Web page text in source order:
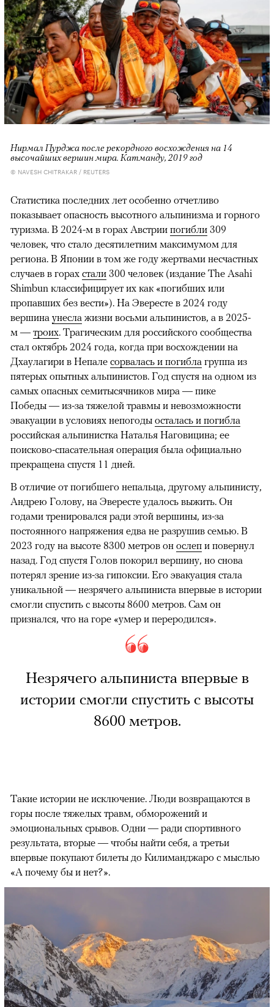
Нирмал Пурджа после рекордного восхождения на 14
высочайших вершин мира. Катманду, 2019 год
© NAVESH CHITRAKAR / REUTERS
Статистика последних лет особенно отчетливо
показывает опасность высотного альпинизма и горного
туризма. В 2024-м в горах Австрии погибли 309
человек, что стало десятилетним максимумом для
региона. В Японии в том же году жертвами несчастных
случаев в горах стали 300 человек (издание The Asahi
Shimbun классифицирует их как «погибших или
пропавших без вести»). На Эвересте в 2024 году
вершина унесла жизни восьми альпинистов, а в 2025-
м — троих. Трагическим для российского сообщества
стал октябрь 2024 года, когда при восхождении на
Дхаулагири в Непале сорвалась и погибла группа из
пятерых опытных альпинистов. Год спустя на одном из
самых опасных семитысячников мира — пике
Победы — из-за тяжелой травмы и невозможности
эвакуации в условиях непогоды осталась и погибла
российская альпинистка Наталья Наговицина; ее
поисково-спасательная операция была официально
прекращена спустя 11 дней.
В отличие от погибшего непальца, другому альпинисту,
Андрею Голову, на Эвересте удалось выжить. Он
годами тренировался ради этой вершины, из-за
постоянного напряжения едва не разрушив семью. В
2023 году на высоте 8300 метров он ослеп и повернул
назад. Год спустя Голов покорил вершину, но снова
потерял зрение из-за гипоксии. Его эвакуация стала
уникальной — незрячего альпиниста впервые в истории
смогли спустить с высоты 8600 метров. Сам он
признался, что на горе «умер и переродился».
Незрячего альпиниста впервые в
истории смогли спустить с высоты
8600 метров.
Такие истории не исключение. Люди возвращаются в
горы после тяжелых травм, обморожений и
эмоциональных срывов. Одни — ради спортивного
результата, вторые — чтобы найти себя, а третьи
впервые покупают билеты до Килиманджаро с мыслью
«А почему бы и нет?».